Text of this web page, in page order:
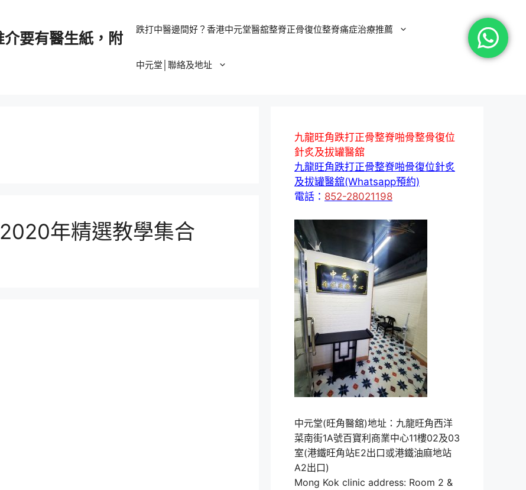
要有醫生紙，附
跌打中醫邊間好？香港中元堂醫舘整脊正骨復位整脊痛症治療推薦
中元堂│聯絡及地址
2020年精選教學集合
九龍旺角跌打正骨整脊啪骨整骨復位
針炙及拔罐醫舘
九龍旺角跌打正骨整脊啪骨復位針炙
及拔罐醫舘(Whatsapp預約)
電話： 852-28021198
中元堂(旺角醫舘)地址：九龍旺角西洋
菜南街1A號百寶利商業中心11樓02及03
室(港鐵旺角站E2出口或港鐵油麻地站
A2出口)
Mong Kok clinic address: Room 2 &